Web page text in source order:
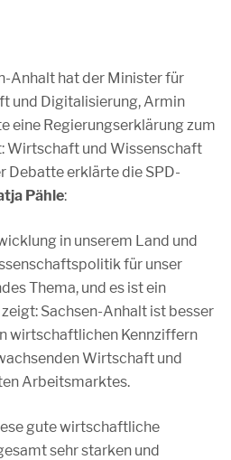
Anhalt hat der Minister für
und Digitalisierung, Armin
eine Regierungserklärung zum
Wirtschaft und Wissenschaft
Debatte erklärte die SPD-
Pähle:
in unserem Land und
für unser
Thema, und es ist ein
Sachsen-Anhalt ist besser
wirtschaftlichen Kennziffern
Wirtschaft und
Arbeitsmarktes.
gute wirtschaftliche
sehr starken und